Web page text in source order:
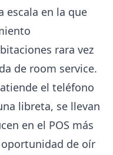
escala en la que
rara vez
de room service.
el teléfono
libreta, se llevan
en el POS más
de oír